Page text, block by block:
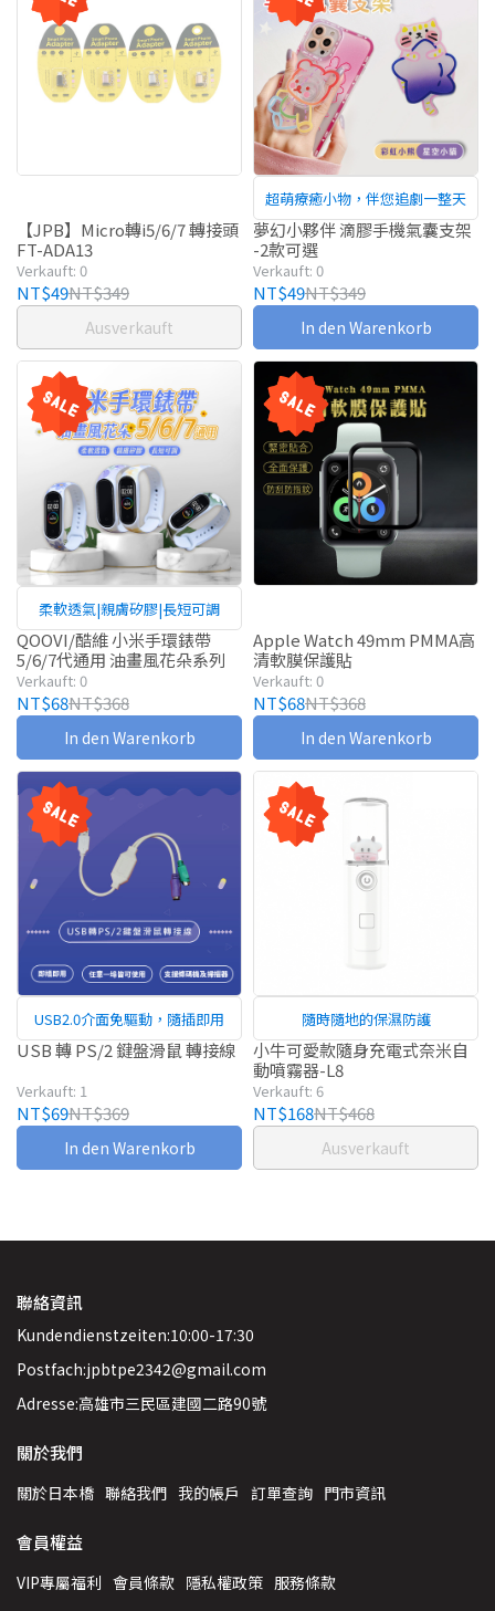
【JPB】Micro轉i5/6/7 轉接頭
FT-ADA13
Verkauft: 0
NT$49NT$349
Ausverkauft
超萌療癒小物，伴您追劇一整天
夢幻小夥伴 滴膠手機氣囊支架
-2款可選
Verkauft: 0
NT$49NT$349
In den Warenkorb
柔軟透氣|親膚矽膠|長短可調
QOOVI/酷維 小米手環錶帶
5/6/7代通用 油畫風花朵系列
Verkauft: 0
NT$68NT$368
In den Warenkorb
Apple Watch 49mm PMMA高
清軟膜保護貼
Verkauft: 0
NT$68NT$368
In den Warenkorb
USB2.0介面免驅動，隨插即用
USB 轉 PS/2 鍵盤滑鼠 轉接線
Verkauft: 1
NT$69NT$369
In den Warenkorb
隨時隨地的保濕防護
小牛可愛款隨身充電式奈米自
動噴霧器-L8
Verkauft: 6
NT$168NT$468
Ausverkauft
聯絡資訊
Kundendienstzeiten:10:00-17:30
Postfach:jpbtpe2342@gmail.com
Adresse:高雄市三民區建國二路90號
關於我們
關於日本橋 聯絡我們 我的帳戶 訂單查詢 門市資訊
會員權益
VIP專屬福利 會員條款 隱私權政策 服務條款